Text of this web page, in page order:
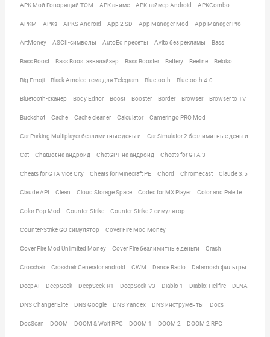
APK Мой Говорящий ТОМ APK аниме APK таймер Android APKCombo
APKM APKs APKS Android App 2 SD App Manager Mod App Manager Pro
ArtMoney ASCII-символы AutoEq пресеты Avito без рекламы Bass
Bass Boost Bass Boost эквалайзер Bass Booster Battery Beeline Beloko
Big Emoji Black Amoled тема для Telegram Bluetooth Bluetooth 4.0
Bluetooth-сканер Body Editor Boost Booster Border Browser Browser to TV
Buckshot Cache Cache cleaner Calculator Cameringo PRO Mod
Car Parking Multiplayer безлимитные деньги Car Simulator 2 безлимитные деньги
Cat ChatBot на андроид ChatGPT на андроид Cheats for GTA 3
Cheats for GTA Vice City Cheats for Minecraft PE Chord Chromecast Claude 3.5
Claude API Clean Cloud Storage Space Codec for MX Player Color and Palette
Color Pop Mod Counter-Strike Counter-Strike 2 симулятор
Counter-Strike GO симулятор Cover Fire Mod Money
Cover Fire Mod Unlimited Money Cover Fire безлимитные деньги Crash
Crosshair Crosshair Generator android CWM Dance Radio Datamosh фильтры
DeepAI DeepSeek DeepSeek-R1 DeepSeek-V3 Diablo 1 Diablo: Hellfire DLNA
DNS Changer Elite DNS Google DNS Yandex DNS инструменты Docs
DocScan DOOM DOOM & Wolf RPG DOOM 1 DOOM 2 DOOM 2 RPG